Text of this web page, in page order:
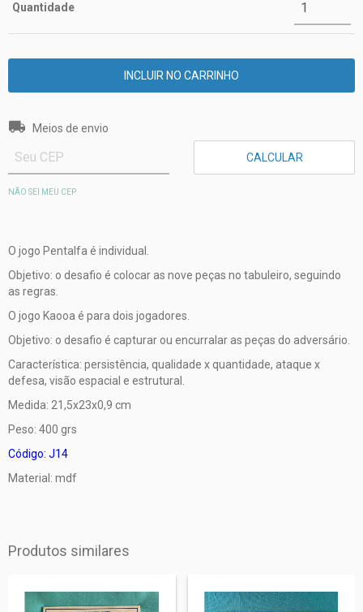
Quantidade
Entregas para o CEP:
Meios de envio
CALCULAR
NÃO SEI MEU CEP
O jogo Pentalfa é individual.
Objetivo: o desafio é colocar as nove peças no tabuleiro, seguindo
as regras.
O jogo Kaooa é para dois jogadores.
Objetivo: o desafio é capturar ou encurralar as peças do adversário.
Característica: persistência, qualidade x quantidade, ataque x
defesa, visão espacial e estrutural.
Medida: 21,5x23x0,9 cm
Peso: 400 grs
Código: J14
Material: mdf
Produtos similares